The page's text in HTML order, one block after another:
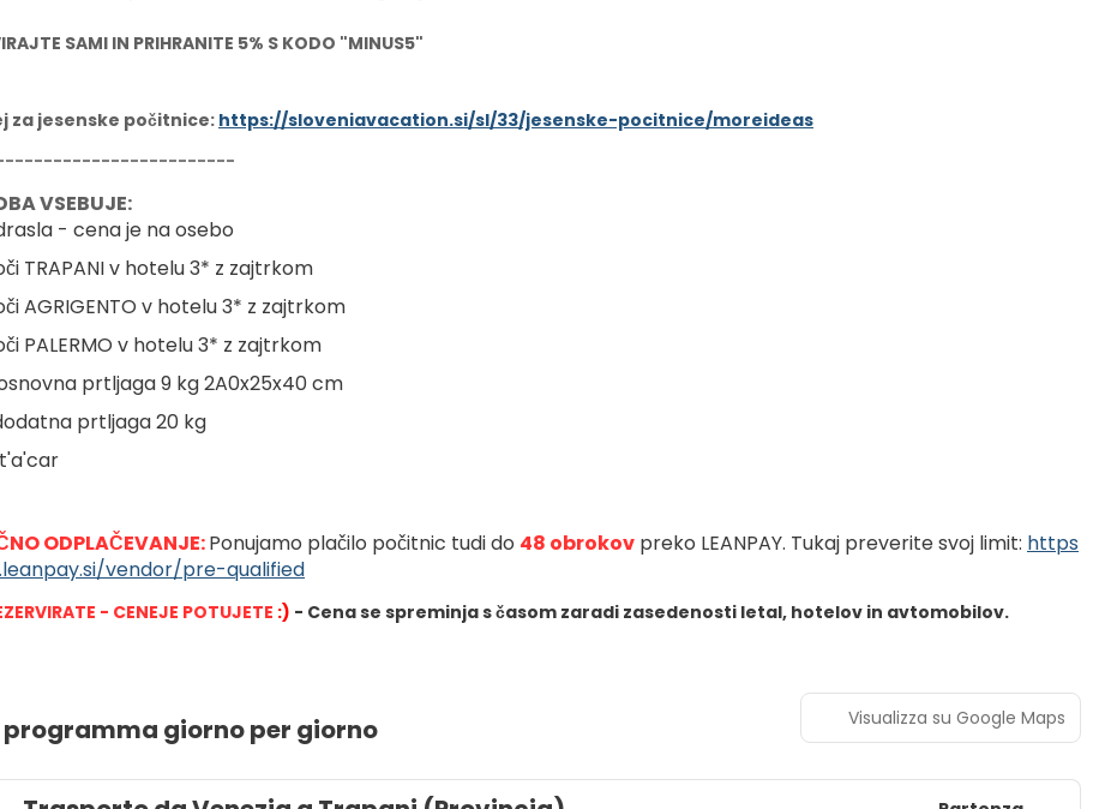
SAMI IN PRIHRANITE 5% S KODO "MINUS5"
za jesenske počitnice: https://sloveniavacation.si/sl/33/jesenske-pocitnice/moreideas
VSEBUJE:
- cena je na osebo
TRAPANI v hotelu 3* z zajtrkom
AGRIGENTO v hotelu 3* z zajtrkom
PALERMO v hotelu 3* z zajtrkom
prtljaga 9 kg 2A0x25x40 cm
prtljaga 20 kg
ODPLAČEVANJE: Ponujamo plačilo počitnic tudi do 48 obrokov preko LEANPAY. Tukaj preverite svoj limit: https
vendor/pre-qualified
- CENEJE POTUJETE :) - Cena se spreminja s časom zaradi zasedenosti letal, hotelov in avtomobilov.
programma giorno per giorno Visualizza su Google Maps